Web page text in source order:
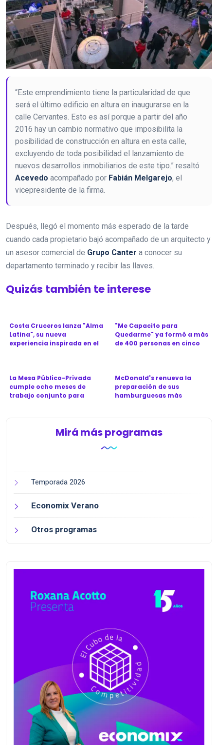
“Este emprendimiento tiene la particularidad de que
será el último edificio en altura en inaugurarse en la
calle Cervantes. Esto es así porque a partir del año
2016 hay un cambio normativo que imposibilita la
posibilidad de construcción en altura en esta calle,
excluyendo de toda posibilidad el lanzamiento de
nuevos desarrollos inmobiliarios de este tipo.” resaltó
Acevedo acompañado por Fabián Melgarejo, el
vicepresidente de la firma.
Después, llegó el momento más esperado de la tarde
cuando cada propietario bajó acompañado de un arquitecto y
un asesor comercial de Grupo Canter a conocer su
departamento terminado y recibir las llaves.
Quizás también te interese
Costa Cruceros lanza "Alma
Latina", su nueva
experiencia inspirada en el
"Me Capacito para
Quedarme" ya formó a más
de 400 personas en cinco
La Mesa Público-Privada
cumple ocho meses de
trabajo conjunto para
McDonald's renueva la
preparación de sus
hamburguesas más
Mirá más programas
Temporada 2026
Economix Verano
Otros programas